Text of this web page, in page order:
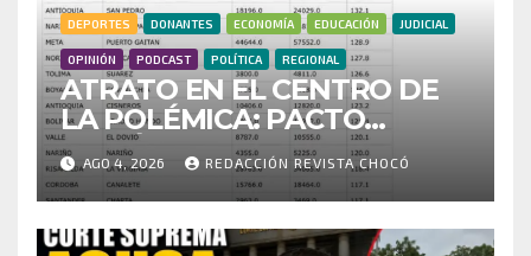
DEPORTES DONANTES ECONOMÍA EDUCACIÓN JUDICIAL
OPINIÓN PODCAST POLÍTICA REGIONAL
ATRATO EN EL CENTRO DE
LA POLÉMICA: PACTO
HISTÓRICO CUESTIONA
CENSO ELECTORAL Y PIDE
INVESTIGAR PRESUNTO
FRAUDE
AGO 4, 2026 REDACCIÓN REVISTA CHOCÓ